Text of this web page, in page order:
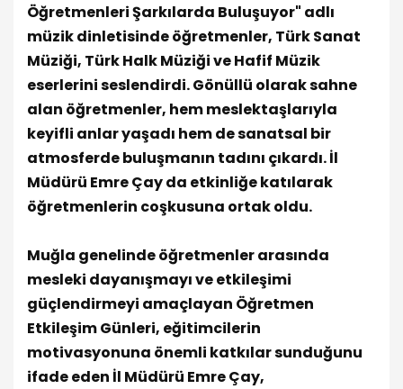
Öğretmenleri Şarkılarda Buluşuyor" adlı
müzik dinletisinde öğretmenler, Türk Sanat
Müziği, Türk Halk Müziği ve Hafif Müzik
eserlerini seslendirdi. Gönüllü olarak sahne
alan öğretmenler, hem meslektaşlarıyla
keyifli anlar yaşadı hem de sanatsal bir
atmosferde buluşmanın tadını çıkardı. İl
Müdürü Emre Çay da etkinliğe katılarak
öğretmenlerin coşkusuna ortak oldu.
Muğla genelinde öğretmenler arasında
mesleki dayanışmayı ve etkileşimi
güçlendirmeyi amaçlayan Öğretmen
Etkileşim Günleri, eğitimcilerin
motivasyonuna önemli katkılar sunduğunu
ifade eden İl Müdürü Emre Çay,